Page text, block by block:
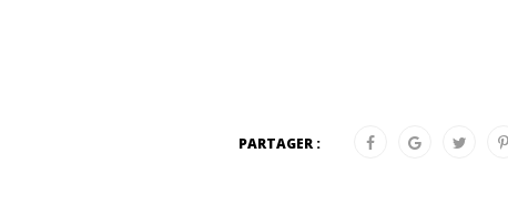
PARTAGER :